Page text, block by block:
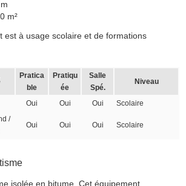
m²
est à usage scolaire et de formations
Pratica
ble
Pratiqu
ée
Salle
Spé.
Niveau
Oui Oui Oui
Scolaire
/
Oui Oui Oui Scolaire
isolée en bitume. Cet équipement